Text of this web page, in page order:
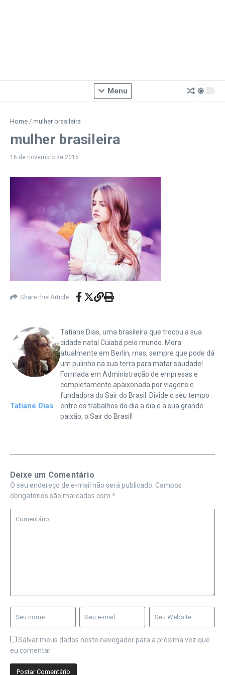
Menu
Home / mulher brasileira
mulher brasileira
16 de novembro de 2015
Share this Article
Tatiane Dias
Tatiane Dias, uma brasileira que trocou a sua
cidade natal Cuiabá pelo mundo. Mora
atualmente em Berlin, mas, sempre que pode dá
um pulinho na sua terra para matar saudade!
Formada em Administração de empresas e
completamente apaixonada por viagens e
fundadora do Sair do Brasil. Divide o seu tempo
entre os trabalhos do dia a dia e a sua grande
paixão, o Sair do Brasil!
Deixe um Comentário
O seu endereço de e-mail não será publicado. Campos
obrigatórios são marcados com *
Salvar meus dados neste navegador para a próxima vez que
eu comentar.